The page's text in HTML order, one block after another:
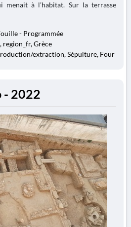
à l’habitat. Sur la terrasse
- Programmée
region_fr, Grèce
extraction, Sépulture, Four
- 2022